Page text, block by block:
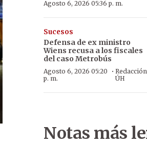
Agosto 6, 2026 05:36 p. m.
Sucesos
Defensa de ex ministro
Wiens recusa a los fiscales
del caso Metrobús
Agosto 6, 2026 05:20
p. m.
· Redacción
ÚH
Notas más